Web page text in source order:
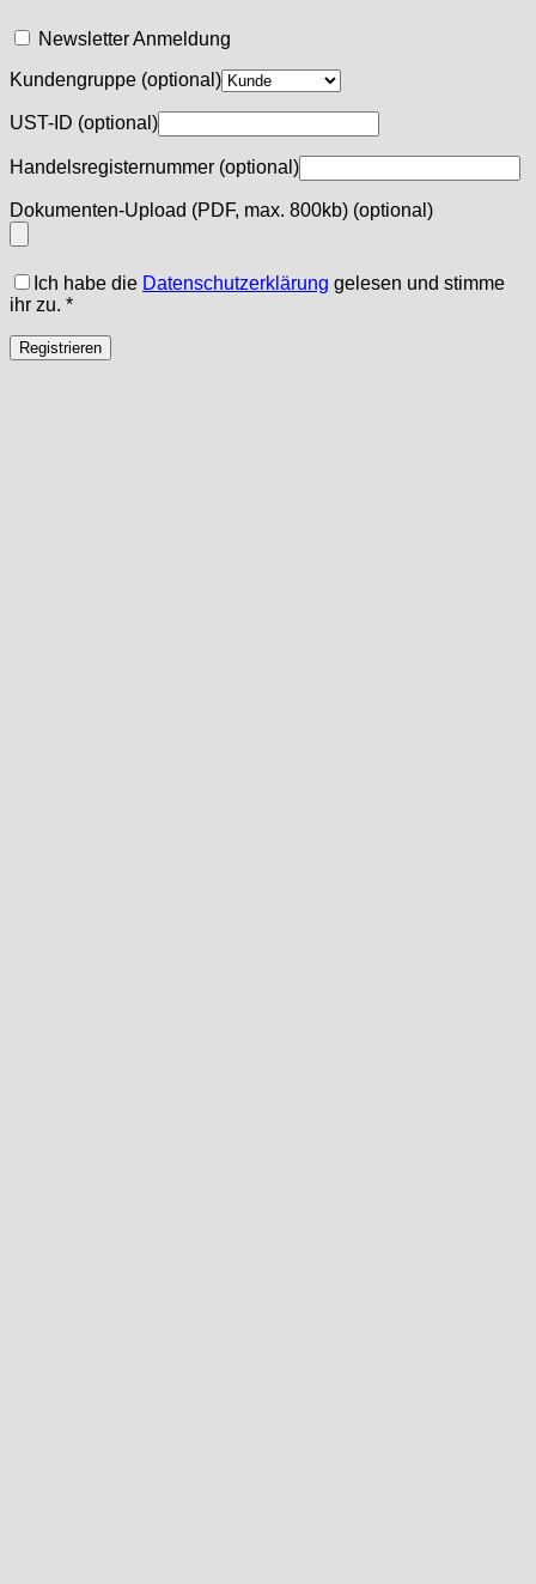
Newsletter Anmeldung
Kundengruppe (optional)
UST-ID (optional)
Handelsregisternummer (optional)
Dokumenten-Upload (PDF, max. 800kb) (optional)
Ich habe die Datenschutzerklärung gelesen und stimme
ihr zu. *
Registrieren